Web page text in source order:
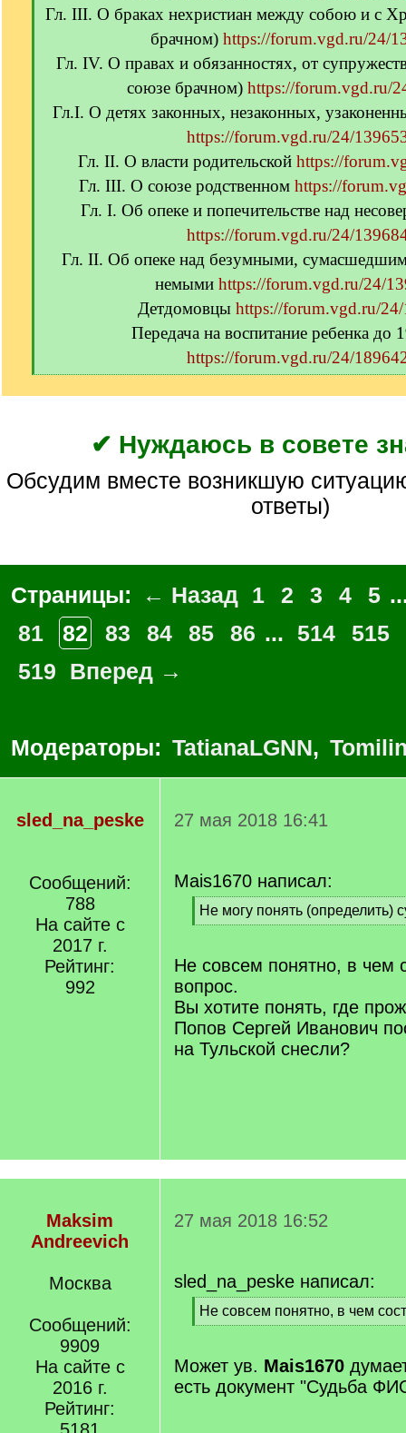
Гл. III. О браках нехристиан между собою и с
брачном) https://forum.vgd.ru/24/
Гл. IV. О правах и обязанностях, от
союзе брачном) https://forum.vgd.ru/
Гл.I. О детях законных, незаконных,
https://forum.vgd.ru/24/
Гл. II. О власти родительской https://
Гл. III. О союзе родственном https://
Гл. I. Об опеке и попечительстве над
https://forum.vgd.ru/24/
Гл. II. Об опеке над безумными,
немыми https://forum.vgd.ru/24/
Детдомовцы https://forum.vgd.ru/
Передача на воспитание ребенка до
https://forum.vgd.ru/24/
[
/
✔ Нуждаюсь в совете
Обсудим вместе возникшую ситуацию____ (вопросы/
ответы)
Страницы: ← Назад 1 2 3 4 5
81
82 83 84 85 86 ... 514
515
519
Вперед →
Модераторы: TatianaLGNN,
sled_na_peske
Сообщений:
788
На сайте с
2017 г.
Рейтинг:
992
27 мая 2018 16:41
Mais1670 написал:
[
q
Не могу понять (определить)
[
q
Не совсем понятно, в чем
вопрос.
Вы хотите понять, где
Попов Сергей Иванович
на Тульской снесли?
Maksim
Andreevich
Москва
Сообщений:
9909
На сайте с
2016 г.
Рейтинг:
27 мая 2018 16:52
sled_na_peske написал:
[
q
Не совсем понятно, в чем
[
q
]
Может ув. Mais1670
есть документ "Судьба